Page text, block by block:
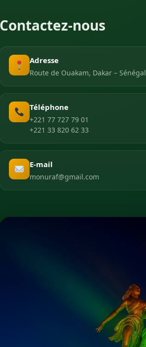
Contactez-nous
Adresse
Route de Ouakam, Dakar – Sénégal
Téléphone
+221 77 727 79 01
+221 33 820 62 33
E-mail
monuraf@gmail.com